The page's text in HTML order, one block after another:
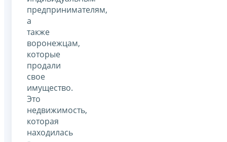
предпринимателям,
а
также
воронежцам,
которые
продали
свое
имущество.
Это
недвижимость,
которая
находилась